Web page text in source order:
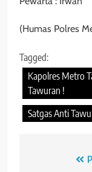
(Humas Polres
Tagged:
Kapolres Metro
Tawuran !
Satgas Anti
Navigasi